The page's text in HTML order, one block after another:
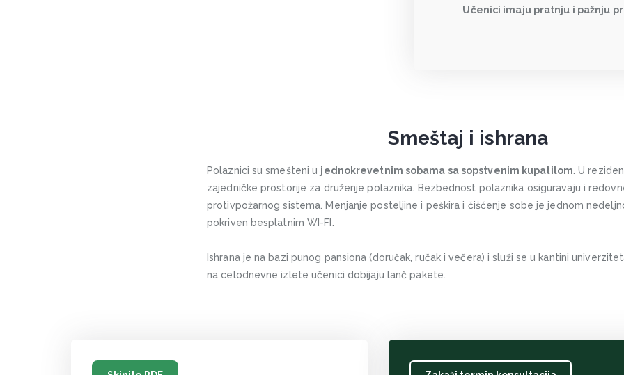
Učenici imaju pratnju i pažnju
Smeštaj i ishrana
Polaznici su smešteni u jednokrevetnim sobama sa sopstvenim kupatilom. U
zajedničke prostorije za druženje polaznika. Bezbednost polaznika osiguravaju i
protivpožarnog sistema. Menjanje posteljine i peškira i čišćenje sobe je jednom
pokriven besplatnim WI-FI.
Ishrana je na bazi punog pansiona (doručak, ručak i večera) i služi se u kantini
na celodnevne izlete učenici dobijaju lanč pakete.